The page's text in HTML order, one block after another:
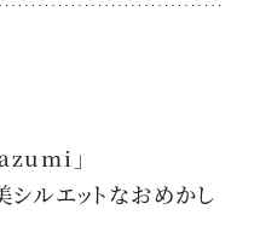
」
ルエットなおめかし